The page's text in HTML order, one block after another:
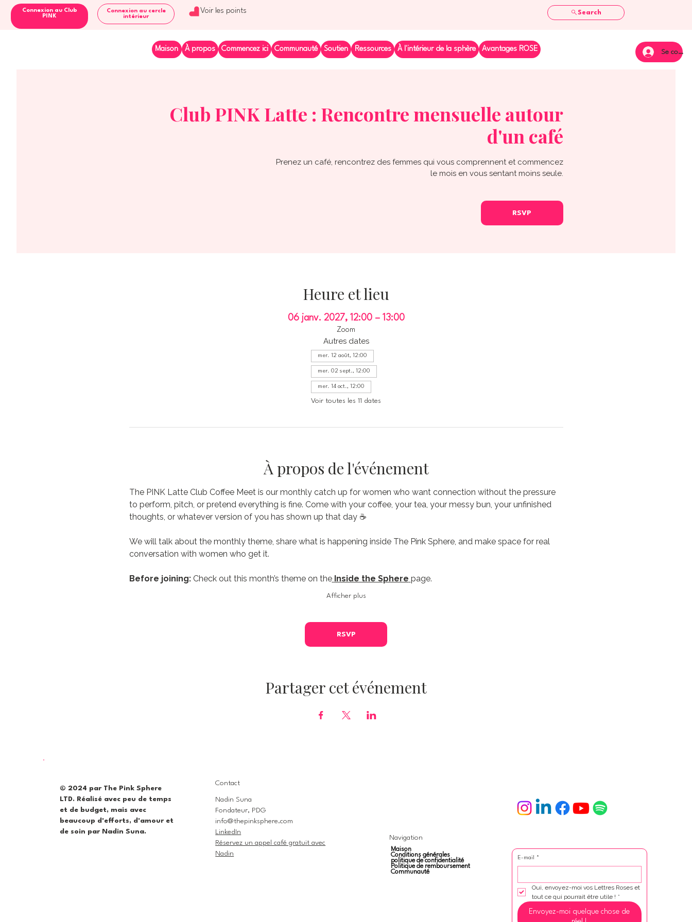
Maison À propos Commencez ici Communauté Soutien Ressources À l'intérieur de la sphère Avantages ROSE Se
Search
Connexion au Club
PINK
Connexion au cercle
intérieur
Voir les points
Club PINK Latte : Rencontre mensuelle autour
d'un café
Prenez un café, rencontrez des femmes qui vous comprennent et commencez
le mois en vous sentant moins seule.
RSVP
Heure et lieu
06 janv. 2027, 12:00 – 13:00
Zoom
Autres dates
mer. 12 août, 12:00
mer. 02 sept., 12:00
mer. 14 oct., 12:00
Voir toutes les 11 dates
À propos de l'événement
The PINK Latte Club Coffee Meet is our monthly catch up for women who want connection without the pressure
to perform, pitch, or pretend everything is fine. Come with your coffee, your tea, your messy bun, your unfinished
thoughts, or whatever version of you has shown up that day ☕️
We will talk about the monthly theme, share what is happening inside The Pink Sphere, and make space for real
conversation with women who get it.
Before joining: Check out this month’s theme on the Inside the Sphere page.
Afficher plus
RSVP
Partager cet événement
© 2024 par The Pink Sphere
LTD. Réalisé avec peu de temps
et de budget, mais avec
beaucoup d'efforts, d'amour et
de soin par Nadin Suna.
Contact
Nadin Suna
Fondateur, PDG
info@thepinksphere.com
LinkedIn
Réservez un appel café gratuit avec
Nadin
Navigation
Maison
Conditions générales
politique de confidentialité
Politique de remboursement
Communauté
E-mail *
Oui, envoyez-moi vos Lettres Roses et
tout ce qui pourrait être utile ! *
Envoyez-moi quelque chose de